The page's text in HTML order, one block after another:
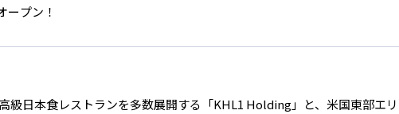
プン！
級日本食レストランを多数展開する「KHL1 Holding」と、米国東部エ